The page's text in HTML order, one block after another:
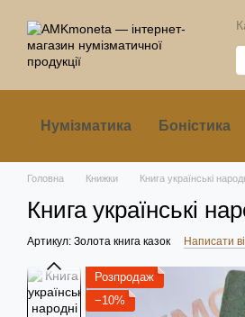
Нумізматика Боністика
Головна Книжки Книга українські
Книга українські
Артикул: Золота книга казок Написати
Розпродаж
−10%